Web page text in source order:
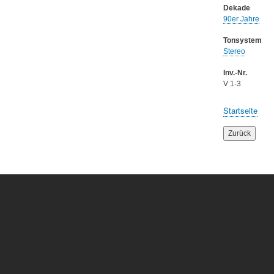
Dekade
90er Jahre
Tonsystem
Stereo
Inv.-Nr.
V 1-3
Startseite
Zurück